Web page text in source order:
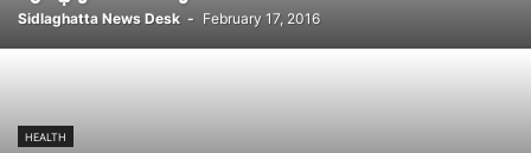
Sidlaghatta News Desk - February 17, 2016
HEALTH